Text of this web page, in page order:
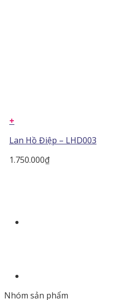
+
Lan Hồ Điệp – LHD003
1.750.000₫
Nhóm sản phẩm